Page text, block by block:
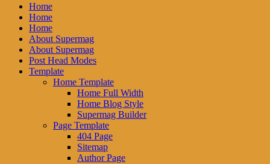
Home
Home
Home
About Supermag
About Supermag
Post Head Modes
Template
Home Template
Home Full Width
Home Blog Style
Supermag Builder
Page Template
404 Page
Sitemap
Author Page